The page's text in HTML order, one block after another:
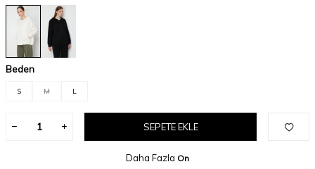
Beden
S M L
SEPETE EKLE
Daha Fazla On